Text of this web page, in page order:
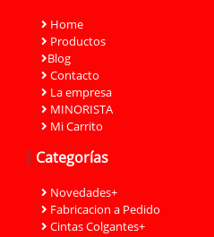
Home
Productos
Blog
Contacto
La empresa
MINORISTA
Mi Carrito
Categorías
Novedades+
Fabricacion a Pedido
Cintas Colgantes+